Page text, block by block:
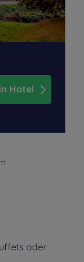
Hotel
oder